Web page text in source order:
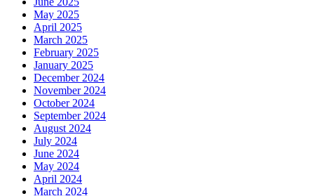
May 2025
April 2025
March 2025
February 2025
January 2025
December 2024
November 2024
October 2024
September 2024
August 2024
July 2024
June 2024
May 2024
April 2024
March 2024